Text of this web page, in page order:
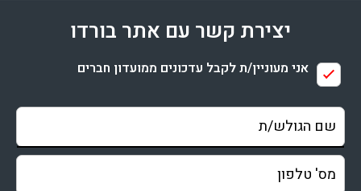
יצירת קשר עם אתר בורדו
אני מעוניין/ת לקבל עדכונים ממועדון חברים